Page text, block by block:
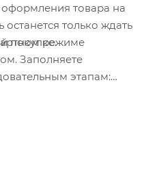
товара на
только ждать
покупке.режиме
Заполняете
этапам: